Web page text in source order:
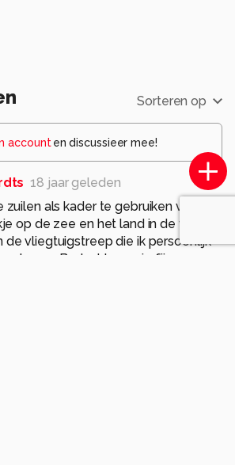
Sorteren op
account en discussieer mee!
18 jaar geleden
zuilen als kader te gebruiken voor
op de zee en het land in de verte.
de vliegtuigstreep die ik persoonlijk
Bedankt voor je fijne